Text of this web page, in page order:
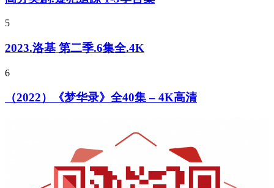
5
2023.洛基 第二季.6集全.4K
6
（2022）《梦华录》全40集 – 4K高清